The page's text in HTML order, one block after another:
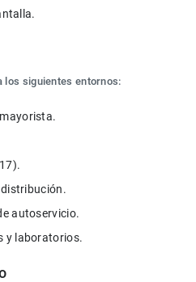
los siguientes entornos:
autoservicio.
y laboratorios.